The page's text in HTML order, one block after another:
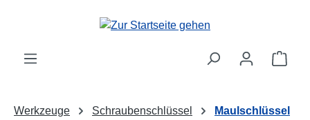
Zum Hauptinhalt springen
Werkzeuge Schraubenschlüssel Maulschlüssel